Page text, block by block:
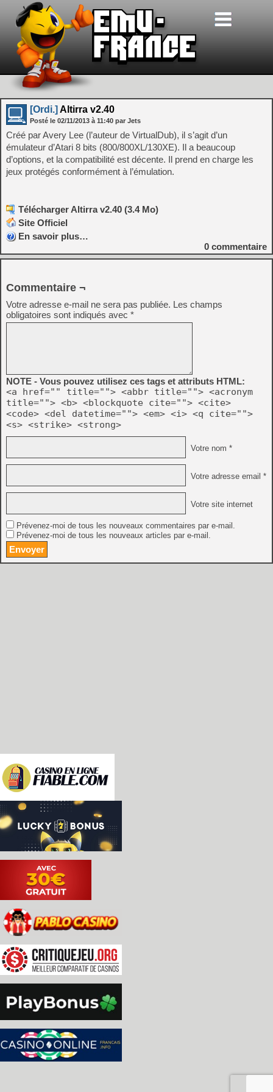
[Ordi.] Altirra v2.40
Posté le 02/11/2013 à 11:40 par Jets
Créé par Avery Lee (l’auteur de VirtualDub), il s’agit d’un
émulateur d’Atari 8 bits (800/800XL/130XE). Il a beaucoup
d’options, et la compatibilité est décente. Il prend en charge les
jeux protégés conformément à l’émulation.
Télécharger Altirra v2.40 (3.4 Mo)
Site Officiel
En savoir plus…
0 commentaire
Commentaire ¬
Votre adresse e-mail ne sera pas publiée. Les champs
obligatoires sont indiqués avec *
NOTE - Vous pouvez utilisez ces tags et attributs HTML:
<a href="" title=""> <abbr title=""> <acronym
title=""> <b> <blockquote cite=""> <cite>
<code> <del datetime=""> <em> <i> <q cite="">
<s> <strike> <strong>
Votre nom *
Votre adresse email *
Votre site internet
Prévenez-moi de tous les nouveaux commentaires par e-mail.
Prévenez-moi de tous les nouveaux articles par e-mail.